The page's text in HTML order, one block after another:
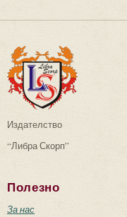
Издателство
“Либра Скорп”
Полезно
За нас